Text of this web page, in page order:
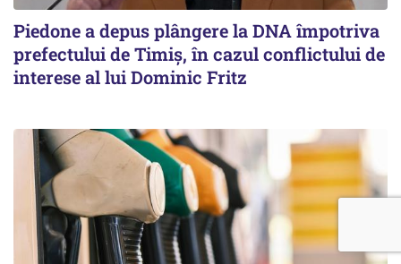
Piedone a depus plângere la DNA împotriva
prefectului de Timiș, în cazul conflictului de
interese al lui Dominic Fritz